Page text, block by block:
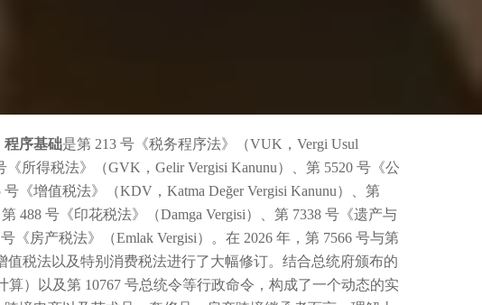
程序基础是第 213 号《税务程序法》（VUK，Vergi Usul
所得税法》（GVK，Gelir Vergisi Kanunu）、第 5520 号《公
《增值税法》（KDV，Katma Değer Vergisi Kanunu）、第
488 号《印花税法》（Damga Vergisi）、第 7338 号《遗产与
《房产税法》（Emlak Vergisi）。在 2026 年，第 7566 号与第
税法以及特别消费税法进行了大幅修订。结合总统府颁布的
算）以及第 10767 号总统令等行政命令，构成了一个动态的实